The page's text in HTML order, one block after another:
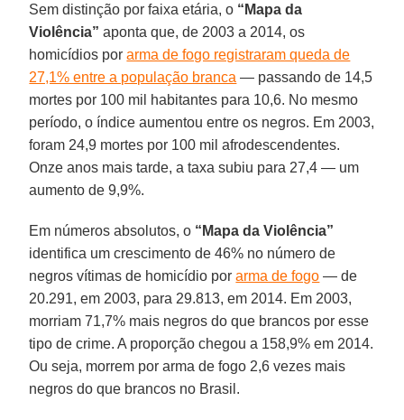
Sem distinção por faixa etária, o “Mapa da
Violência” aponta que, de 2003 a 2014, os
homicídios porarma de fogo registraram queda de
27,1% entre a população branca — passando de 14,5
mortes por 100 mil habitantes para 10,6. No mesmo
período, o índice aumentou entre os negros. Em 2003,
foram 24,9 mortes por 100 mil afrodescendentes.
Onze anos mais tarde, a taxa subiu para 27,4 — um
aumento de 9,9%.
Em números absolutos, o “Mapa da Violência”
identifica um crescimento de 46% no número de
negros vítimas de homicídio porarma de fogo — de
20.291, em 2003, para 29.813, em 2014. Em 2003,
morriam 71,7% mais negros do que brancos por esse
tipo de crime. A proporção chegou a 158,9% em 2014.
Ou seja, morrem por arma de fogo 2,6 vezes mais
negros do que brancos no Brasil.